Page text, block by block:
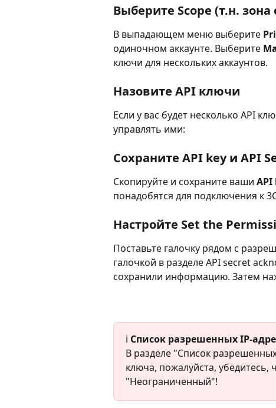
Выберите Scope (т.н.
В выпадающем меню выберите
одиночном аккаунте. Выберите
ключи для нескольких аккаунтов.
Назовите API ключи
Если у вас будет несколько API
управлять ими:
Сохраните API key и API
Скопируйте и сохраните ваши API
понадобятся для подключения к
Настройте Set the
Поставьте галочку рядом с
галочкой в разделе API secret
сохранили информацию. Затем
ℹ️ Список разрешенных IP-
В разделе "Список
ключа, пожалуйста,
"Неограниченный"!